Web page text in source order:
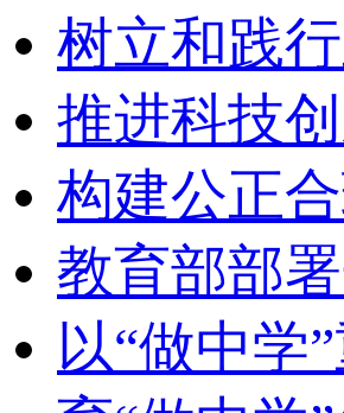
树立和践
推进科技
构建公正
教育部部
以“做中